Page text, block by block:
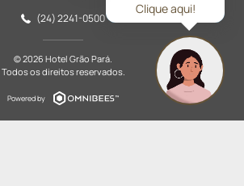
(24) 2241-0500
© 2026 Hotel Grão Pará.
Todos os direitos reservados.
Powered by
Clique aqui!